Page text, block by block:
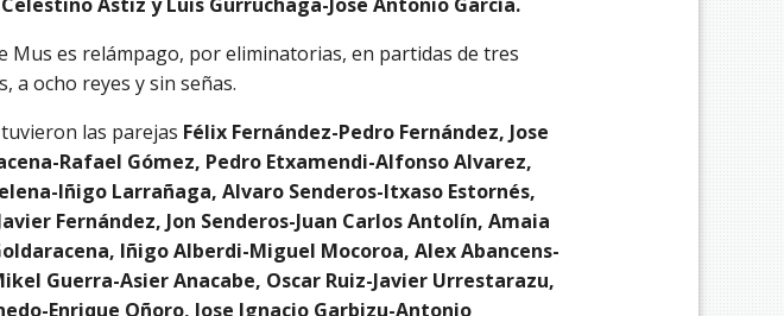
Mus es relámpago, por eliminatorias, en partidas de tres
a ocho reyes y sin señas.
las parejas Félix Fernández-Pedro Fernández, Jose
Rafael Gómez, Pedro Etxamendi-Alfonso Alvarez,
Iñigo Larrañaga, Alvaro Senderos-Itxaso Estornés,
Fernández, Jon Senderos-Juan Carlos Antolín, Amaia
Iñigo Alberdi-Miguel Mocoroa, Alex Abancens-
Guerra-Asier Anacabe, Oscar Ruiz-Javier Urrestarazu,
Enrique Oñoro, Jose Ignacio Garbizu-Antonio